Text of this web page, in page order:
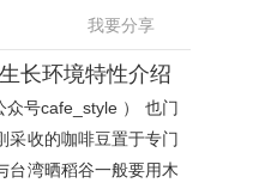
前，
我要分享
长环境特性介绍
号cafe_style ） 也门
采收的咖啡豆置于专门
台湾晒稻谷一般要用木